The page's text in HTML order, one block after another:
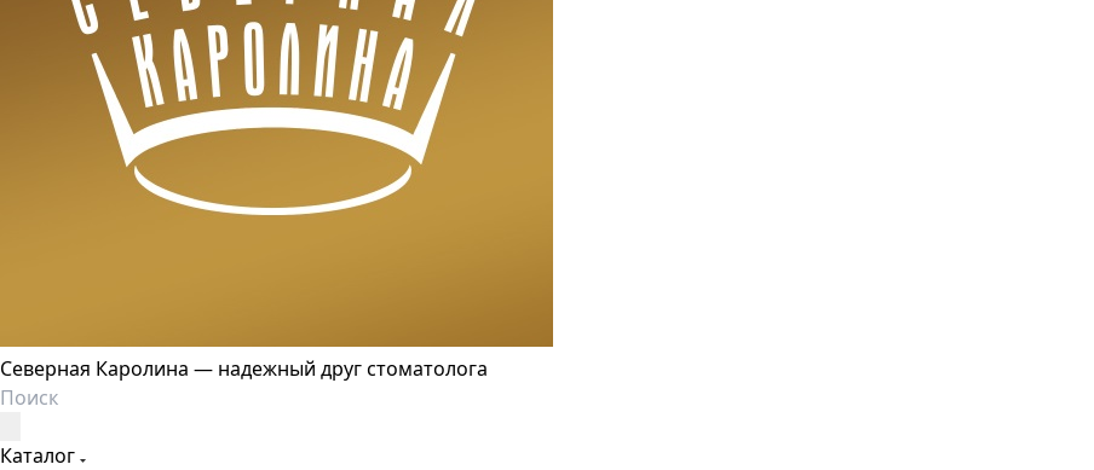
Северная Каролина — надежный друг стоматолога
Каталог